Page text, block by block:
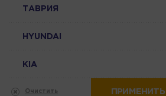
ТАВРИЯ
HYUNDAI
KIA
Очистить ПРИМЕНИТЬ